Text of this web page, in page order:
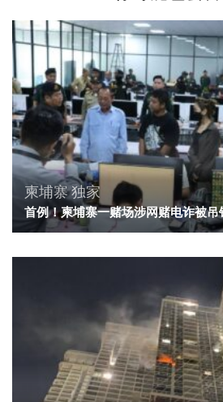
柬埔寨独家
首例！柬埔寨一赌场涉网赌电诈被吊